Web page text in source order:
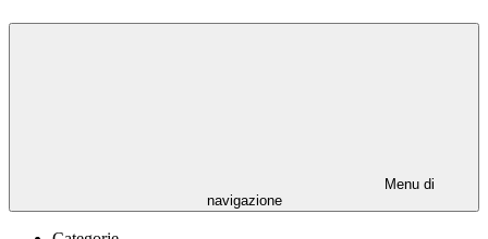
Menu di
navigazione